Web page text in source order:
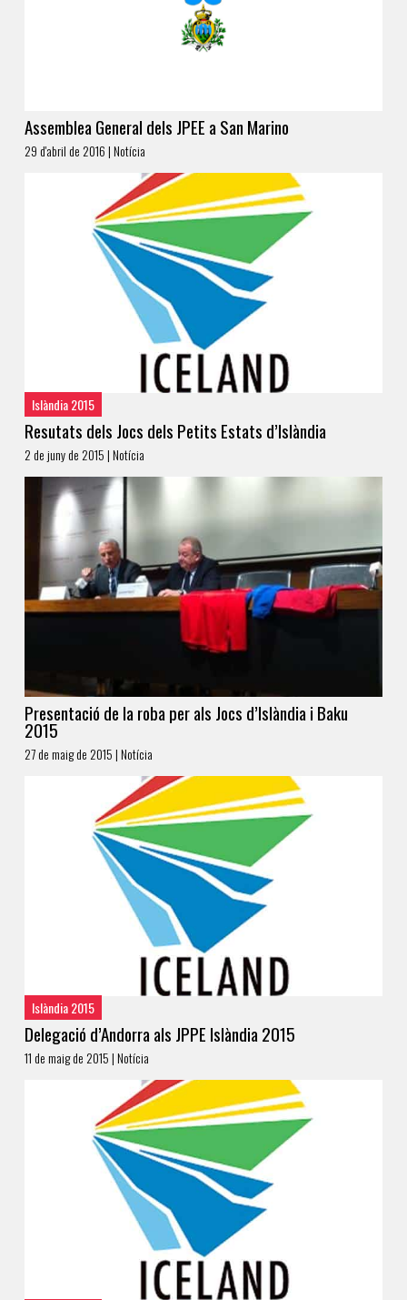
Assemblea General dels JPEE a San Marino
29 d'abril de 2016 | Notícia
Islàndia 2015
Resutats dels Jocs dels Petits Estats d’Islàndia
2 de juny de 2015 | Notícia
Presentació de la roba per als Jocs d’Islàndia i Baku
2015
27 de maig de 2015 | Notícia
Islàndia 2015
Delegació d’Andorra als JPPE Islàndia 2015
11 de maig de 2015 | Notícia